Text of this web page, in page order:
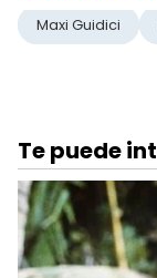
Maxi Guidici